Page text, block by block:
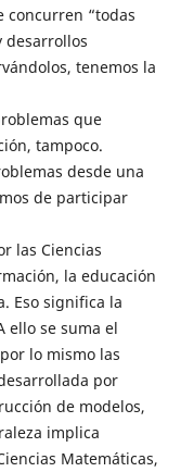
concurren “todas
desarrollos
tenemos la
que
tampoco.
desde una
de participar
las Ciencias
la educación
Eso significa la
ello se suma el
lo mismo las
por
de modelos,
implica
Matemáticas,